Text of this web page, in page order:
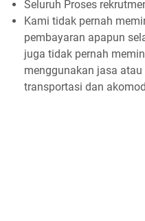
Seluruh Proses
Kami tidak pernah
pembayaran apapun
juga tidak pernah
menggunakan jasa
transportasi dan